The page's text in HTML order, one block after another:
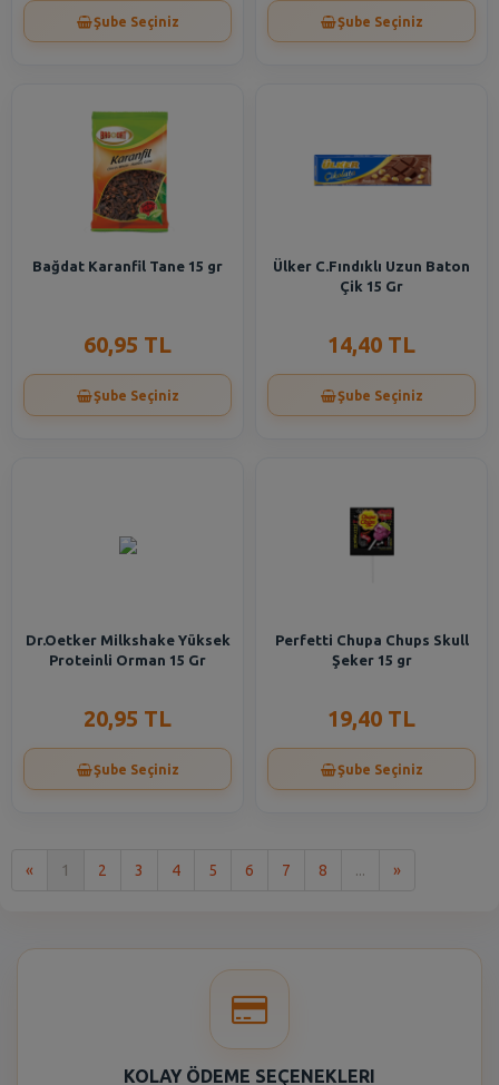
Şube Seçiniz Şube Seçiniz
Bağdat Karanfil Tane 15 gr
60,95 TL
Şube Seçiniz
Ülker C.Fındıklı Uzun Baton
Çik 15 Gr
14,40 TL
Şube Seçiniz
Dr.Oetker Milkshake Yüksek
Proteinli Orman 15 Gr
20,95 TL
Şube Seçiniz
Perfetti Chupa Chups Skull
Şeker 15 gr
19,40 TL
Şube Seçiniz
« 1 2 3 4 5 6 7 8 ... »Son
KOLAY ÖDEME SEÇENEKLERI